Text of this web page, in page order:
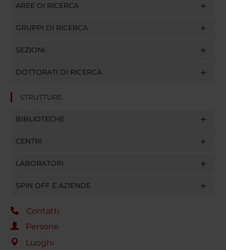
AREE DI RICERCA
GRUPPI DI RICERCA
SEZIONI
DOTTORATI DI RICERCA
STRUTTURE
BIBLIOTECHE
CENTRI
LABORATORI
SPIN OFF E AZIENDE
Contatti
Persone
Luoghi